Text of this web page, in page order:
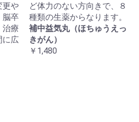
更や
脳卒
治療
に広
ど体力のない方向きで、８
種類の生薬からなります。
補中益気丸（ほちゅうえっ
きがん）
￥1,480